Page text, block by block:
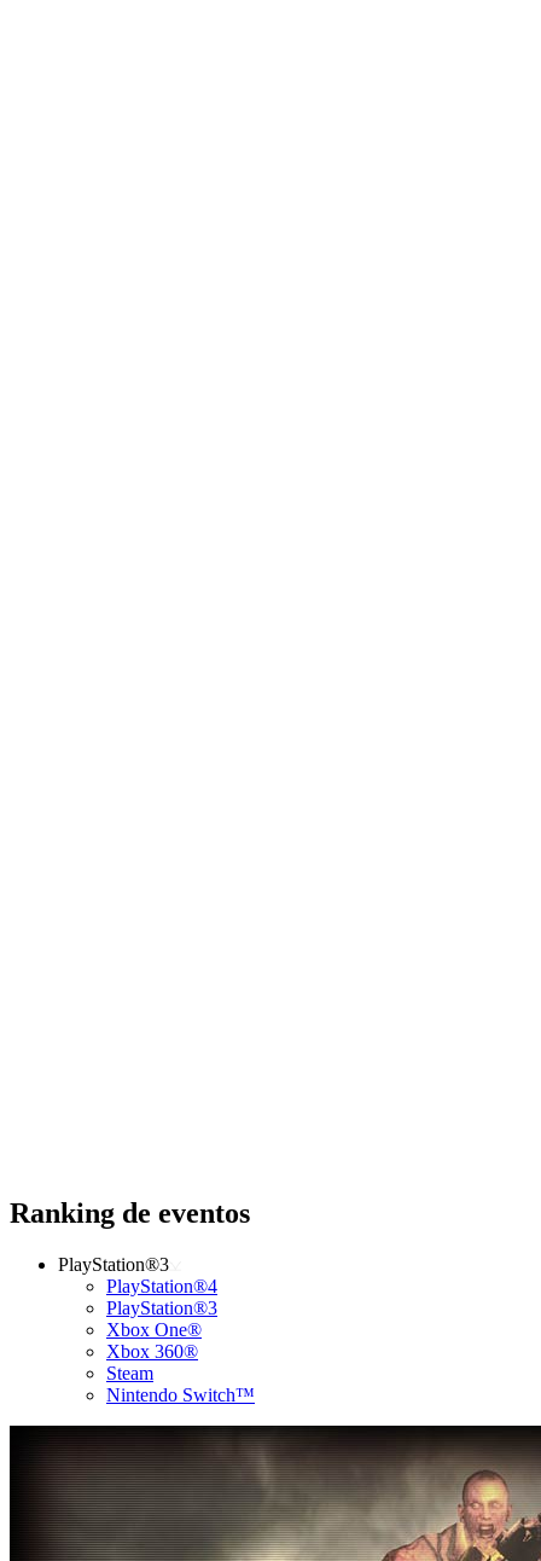
Ranking de eventos
PlayStation®3
PlayStation®4
PlayStation®3
Xbox One®
Xbox 360®
Steam
Nintendo Switch™